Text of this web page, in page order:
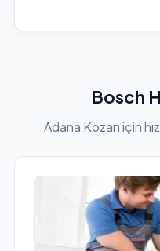
Bosch
Adana Kozan için